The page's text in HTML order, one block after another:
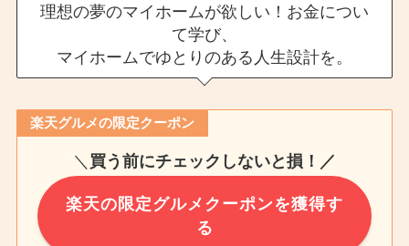
理想の夢のマイホームが欲しい！お金につい
て学び、
マイホームでゆとりのある人生設計を。
楽天グルメの限定クーポン
＼ 買う前にチェックしないと損！／
楽天の限定グルメクーポンを獲得す
る